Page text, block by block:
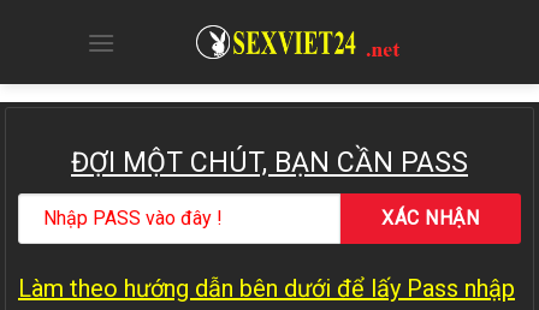
ĐỢI MỘT CHÚT, BẠN CẦN PASS
Làm theo hướng dẫn bên dưới để lấy Pass nhập